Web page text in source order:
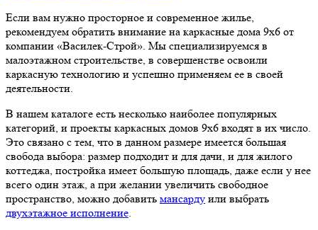
Если вам нужно просторное и современное жилье,
рекомендуем обратить внимание на каркасные дома 9х6 от
компании «Василек-Строй». Мы специализируемся в
малоэтажном строительстве, в совершенстве освоили
каркасную технологию и успешно применяем ее в своей
деятельности.
В нашем каталоге есть несколько наиболее популярных
категорий, и проекты каркасных домов 9х6 входят в их число.
Это связано с тем, что в данном размере имеется большая
свобода выбора: размер подходит и для дачи, и для жилого
коттеджа, постройка имеет большую площадь, даже если у нее
всего один этаж, а при желании увеличить свободное
пространство, можно добавить мансарду или выбрать
двухэтажное исполнение